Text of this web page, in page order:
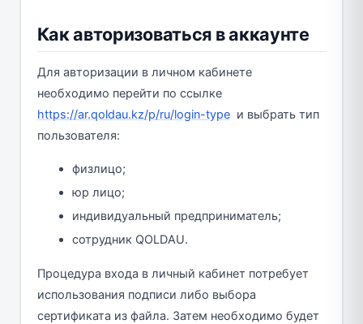
Как авторизоваться в аккаунте
Для авторизации в личном кабинете
необходимо перейти по ссылке
https://ar.qoldau.kz/p/ru/login-typeи выбрать тип
пользователя:
физлицо;
юр лицо;
индивидуальный предприниматель;
сотрудник QOLDAU.
Процедура входа в личный кабинет потребует
использования подписи либо выбора
сертификата из файла. Затем необходимо будет